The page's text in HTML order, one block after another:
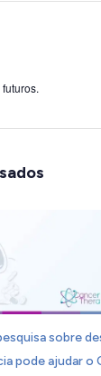
sobre
pode ajudar o